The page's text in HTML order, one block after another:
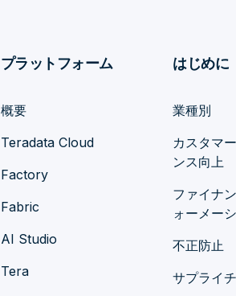
プラットフォーム
概要
Teradata Cloud
Factory
Fabric
AI Studio
Tera
はじめに
業種別
カスタマ
ンス向上
ファイナ
ォーメー
不正防止
サプライ